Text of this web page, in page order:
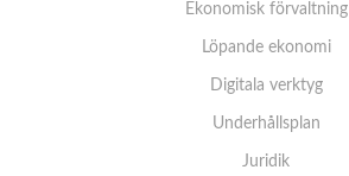
Ekonomisk förvaltning
Löpande ekonomi
Digitala verktyg
Underhållsplan
Juridik